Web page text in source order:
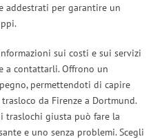
addestrati per garantire un
sui costi e sui servizi
a contattarli. Offrono un
permettendoti di capire
da Firenze a Dortmund.
traslochi giusta può fare la
e uno senza problemi. Scegli